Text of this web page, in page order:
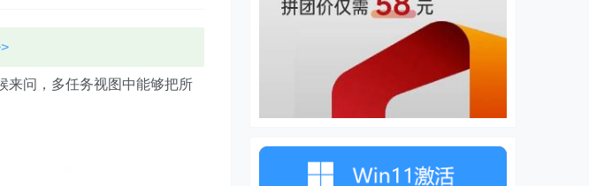
来问，多任务视图中能够把所